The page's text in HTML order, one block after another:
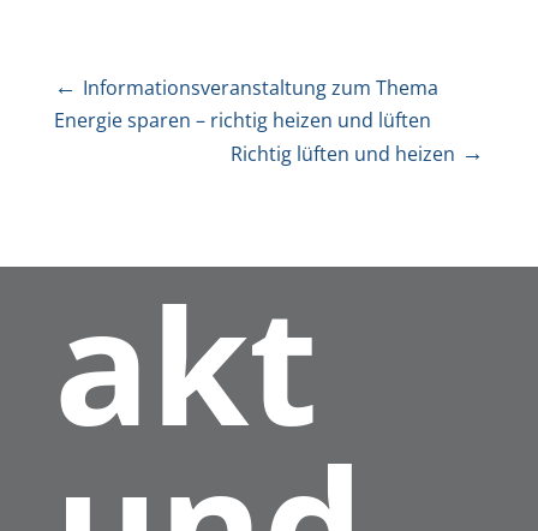
← Informationsveranstaltung zum Thema
Energie sparen – richtig heizen und lüften
Richtig lüften und heizen →
Kont
akt
Sie sehen gerade einen Platzhalterinhalt von
Google Maps
. Um auf den eigentlichen Inhalt
Drittanbieter weitergegeben werden.
Mehr Informationen